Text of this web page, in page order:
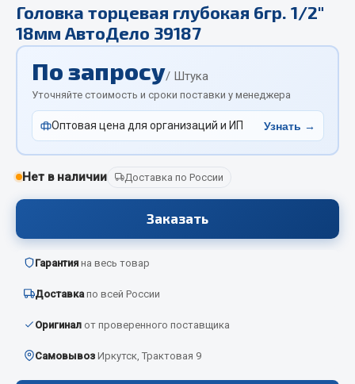
Отопители салона, подогреватели
Автономные воздушные отопители
Жидкостные подогреватели
Отопители салона
Подогреватели тосола
Весь раздел
Автозвук
Аптечки и знаки автомобильные
Брызговики
Головка торцевая глубокая 6гр. 1/2"
18мм АвтоДело 39187
По запросу/ Штука
Уточняйте стоимость и сроки поставки у менеджера
Оптовая цена для организаций и ИП Узнать →
Нет в наличии Доставка по России
Заказать
Гарантия на весь товар
Доставка по всей России
Оригинал от проверенного поставщика
Самовывоз Иркутск, Трактовая 9